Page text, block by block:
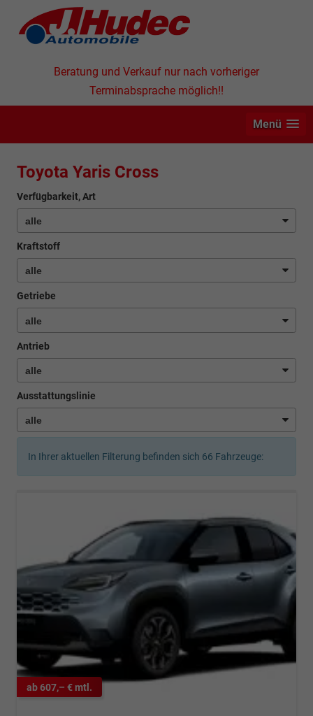
Beratung und Verkauf nur nach vorheriger
Terminabsprache möglich!!
Menü
Toyota Yaris Cross
Verfügbarkeit, Art
Kraftstoff
Getriebe
Antrieb
Ausstattungslinie
In Ihrer aktuellen Filterung befinden sich 66 Fahrzeuge:
ab 607,– € mtl.